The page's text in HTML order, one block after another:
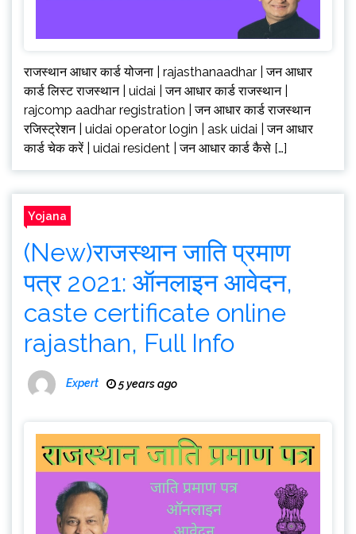
राजस्थान आधार कार्ड योजना | rajasthanaadhar | जन आधार
कार्ड लिस्ट राजस्थान | uidai | जन आधार कार्ड राजस्थान |
rajcomp aadhar registration | जन आधार कार्ड राजस्थान
रजिस्ट्रेशन | uidai operator login | ask uidai | जन आधार
कार्ड चेक करें | uidai resident | जन आधार कार्ड कैसे […]
Yojana
(New)राजस्थान जाति प्रमाण
पत्र 2021: ऑनलाइन आवेदन,
caste certificate online
rajasthan, Full Info
Expert 5 years ago